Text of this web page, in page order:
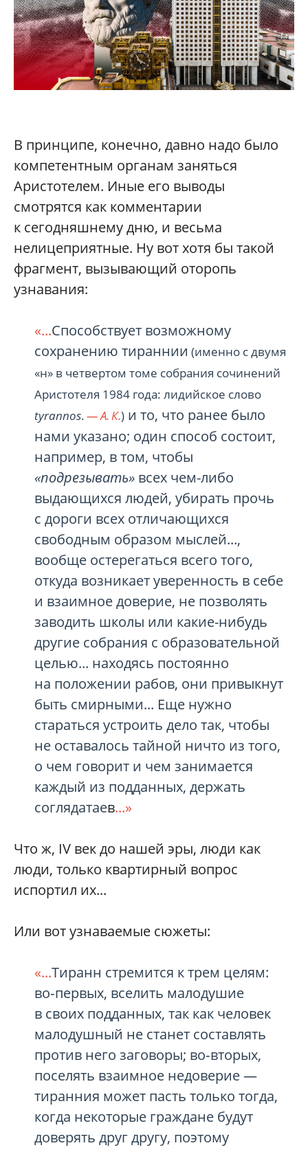
В принципе, конечно, давно надо было
компетентным органам заняться
Аристотелем. Иные его выводы
смотрятся как комментарии
к сегодняшнему дню, и весьма
нелицеприятные. Ну вот хотя бы такой
фрагмент, вызывающий оторопь
узнавания:
«...Способствует возможному
сохранению тираннии (именно с двумя
«н» в четвертом томе собрания сочинений
Аристотеля 1984 года: лидийское слово
tyrannos.— А. К.) и то, что ранее было
нами указано; один способ состоит,
например, в том, чтобы
«подрезывать» всех чем-либо
выдающихся людей, убирать прочь
с дороги всех отличающихся
свободным образом мыслей...,
вообще остерегаться всего того,
откуда возникает уверенность в себе
и взаимное доверие, не позволять
заводить школы или какие-нибудь
другие собрания с образовательной
целью... находясь постоянно
на положении рабов, они привыкнут
быть смирными... Еще нужно
стараться устроить дело так, чтобы
не оставалось тайной ничто из того,
о чем говорит и чем занимается
каждый из подданных, держать
соглядатаев...»
Что ж, IV век до нашей эры, люди как
люди, только квартирный вопрос
испортил их...
Или вот узнаваемые сюжеты:
«...Тиранн стремится к трем целям:
во‑первых, вселить малодушие
в своих подданных, так как человек
малодушный не станет составлять
против него заговоры; во‑вторых,
поселять взаимное недоверие —
тиранния может пасть только тогда,
когда некоторые граждане будут
доверять друг другу, поэтому